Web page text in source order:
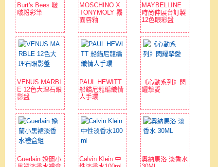
Burt's Bees 啵
啵粉彩筆
MOSCHINO X
TONYMOLY 霧
面唇釉
MAYBELLINE
時尚伸展台訂製
12色眼彩盤
VENUS MARBL
E 12色大理石眼
影盤
PAUL HEWITT
船錨尼龍編織情
人手環
《心動系列》閃
耀摯愛
Guerlain 嬌蘭小
Calvin Klein 中
奧納馬洛 淡香水